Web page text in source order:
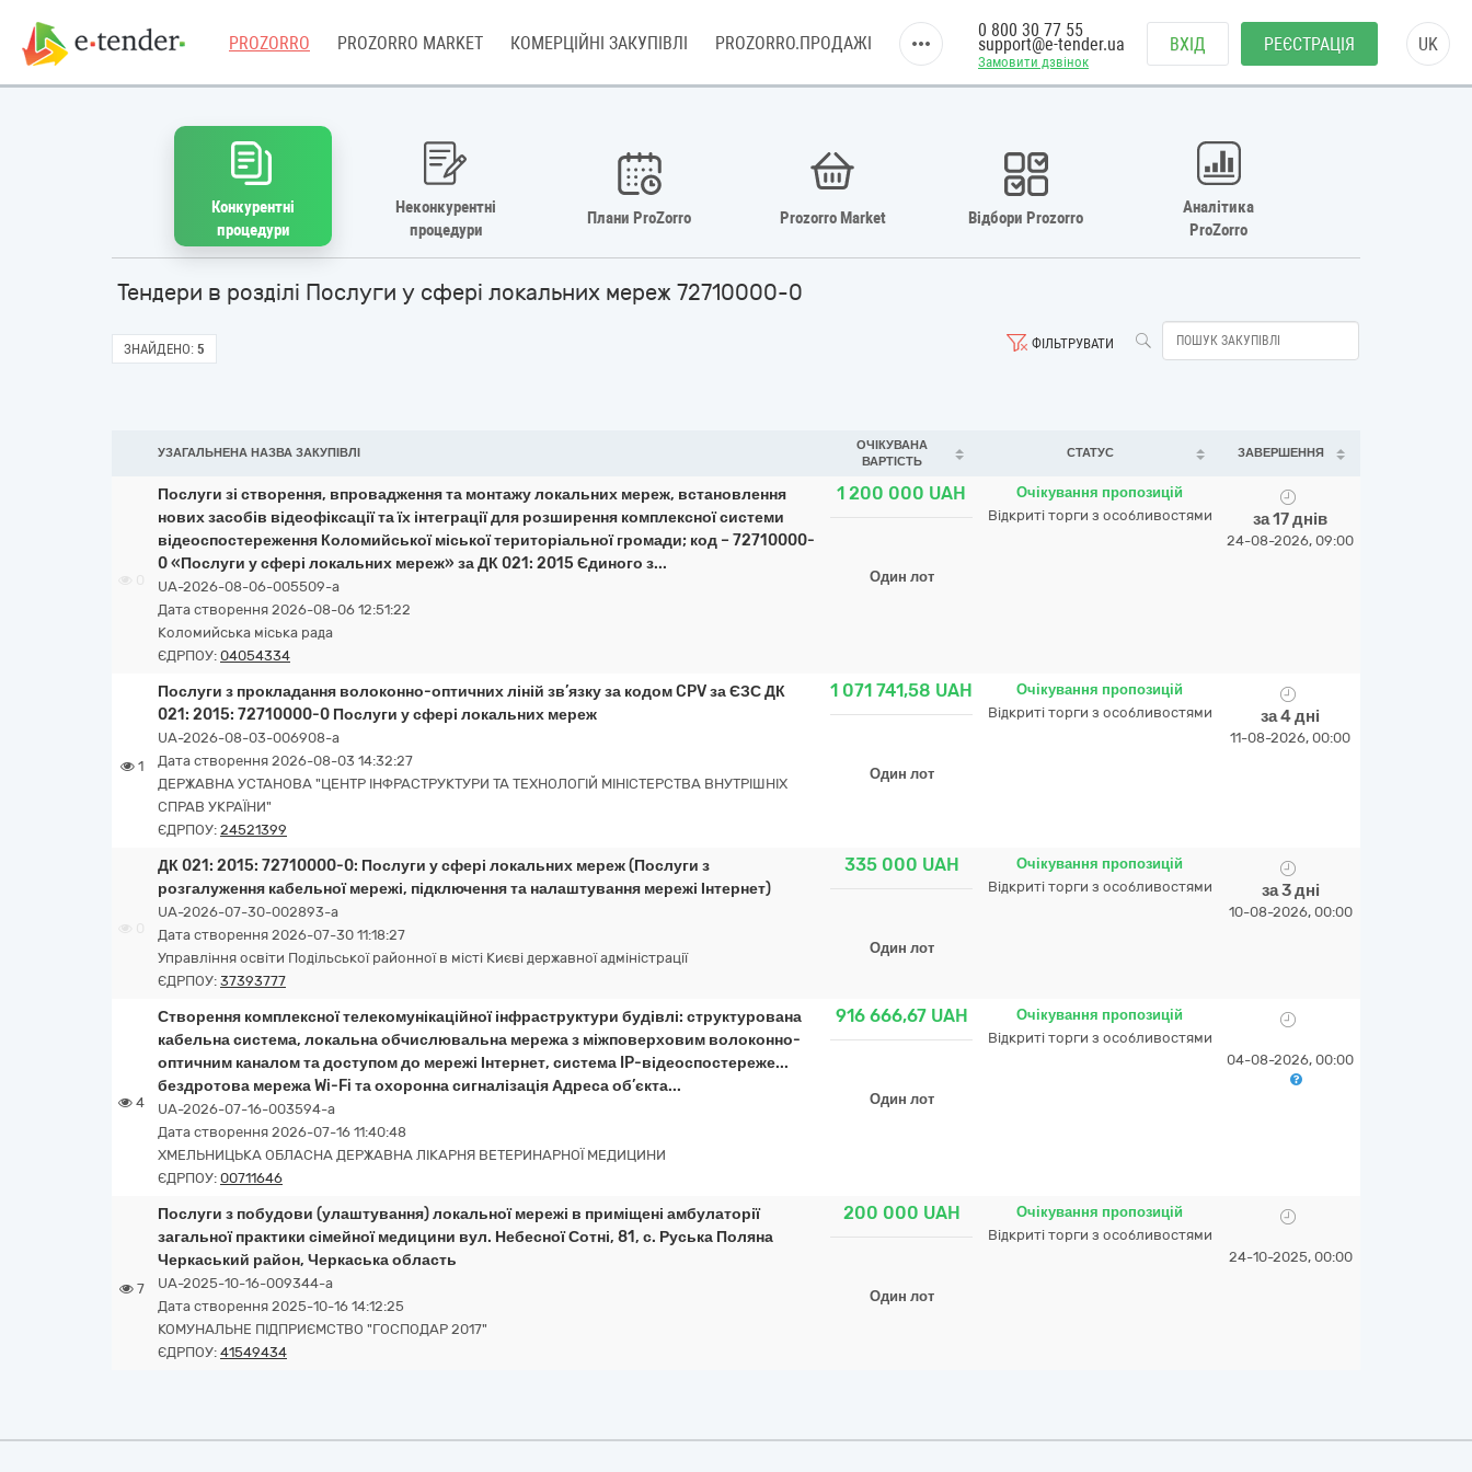
PROZORRO PROZORRO MARKET КОМЕРЦІЙНІ ЗАКУПІВЛІ PROZORRO.ПРОДАЖІ
Замовити дзвінок
0 800 30 77 55
support@e-tender.ua ВХІД РЕЄСТРАЦІЯ UK
Конкурентні
процедури
Неконкурентні
процедури
Плани ProZorro Prozorro Market Відбори Prozorro
Аналітика
ProZorro
Тендери в розділі Послуги у сфері локальних мереж 72710000-0
ФІЛЬТРУВАТИ
ЗНАЙДЕНО: 5
УЗАГАЛЬНЕНА НАЗВА ЗАКУПІВЛІ
ОЧІКУВАНА
ВАРТІСТЬ
СТАТУС ЗАВЕРШЕННЯ
Послуги зі створення, впровадження та монтажу локальних мереж, встановлення
нових засобів відеофіксації та їх інтеграції для розширення комплексної системи
відеоспостереження Коломийської міської територіальної громади; код – 72710000-
0 «Послуги у сфері локальних мереж» за ДК 021: 2015 Єдиного з...
UA-2026-08-06-005509-a
Дата створення 2026-08-06 12:51:22
Коломийська міська рада
ЄДРПОУ: 04054334
1 200 000 UAH
Один лот
Очікування пропозицій
Відкриті торги з особливостями
за 17 днів
24-08-2026, 09:00
1
Послуги з прокладання волоконно-оптичних ліній зв’язку за кодом CPV за ЄЗС ДК
021: 2015: 72710000-0 Послуги у сфері локальних мереж
UA-2026-08-03-006908-a
Дата створення 2026-08-03 14:32:27
ДЕРЖАВНА УСТАНОВА "ЦЕНТР ІНФРАСТРУКТУРИ ТА ТЕХНОЛОГІЙ МІНІСТЕРСТВА ВНУТРІШНІХ
СПРАВ УКРАЇНИ"
ЄДРПОУ: 24521399
1 071 741,58 UAH
Один лот
Очікування пропозицій
Відкриті торги з особливостями
за 4 дні
11-08-2026, 00:00
ДК 021: 2015: 72710000-0: Послуги у сфері локальних мереж (Послуги з
розгалуження кабельної мережі, підключення та налаштування мережі Інтернет)
UA-2026-07-30-002893-a
Дата створення 2026-07-30 11:18:27
Управління освіти Подільської районної в місті Києві державної адміністрації
ЄДРПОУ: 37393777
335 000 UAH
Один лот
Очікування пропозицій
Відкриті торги з особливостями
за 3 дні
10-08-2026, 00:00
4
Створення комплексної телекомунікаційної інфраструктури будівлі: структурована
кабельна система, локальна обчислювальна мережа з міжповерховим волоконно-
оптичним каналом та доступом до мережі Інтернет, система IP-відеоспостереже...
бездротова мережа Wi-Fi та охоронна сигналізація Адреса об’єкта...
UA-2026-07-16-003594-a
Дата створення 2026-07-16 11:40:48
ХМЕЛЬНИЦЬКА ОБЛАСНА ДЕРЖАВНА ЛІКАРНЯ ВЕТЕРИНАРНОЇ МЕДИЦИНИ
ЄДРПОУ: 00711646
916 666,67 UAH
Один лот
Очікування пропозицій
Відкриті торги з особливостями
04-08-2026, 00:00
7
Послуги з побудови (улаштування) локальної мережі в приміщені амбулаторії
загальної практики сімейної медицини вул. Небесної Сотні, 81, с. Руська Поляна
Черкаський район, Черкаська область
UA-2025-10-16-009344-a
Дата створення 2025-10-16 14:12:25
КОМУНАЛЬНЕ ПІДПРИЄМСТВО "ГОСПОДАР 2017"
ЄДРПОУ: 41549434
200 000 UAH
Один лот
Очікування пропозицій
Відкриті торги з особливостями
24-10-2025, 00:00